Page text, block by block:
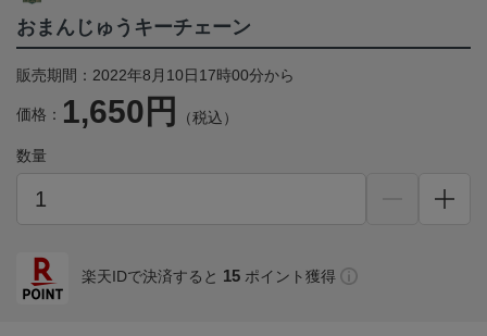
おまんじゅうキーチェーン
販売期間：2022年8月10日17時00分から
価格： 1,650円 （税込）
数量
楽天IDで決済すると 15 ポイント獲得